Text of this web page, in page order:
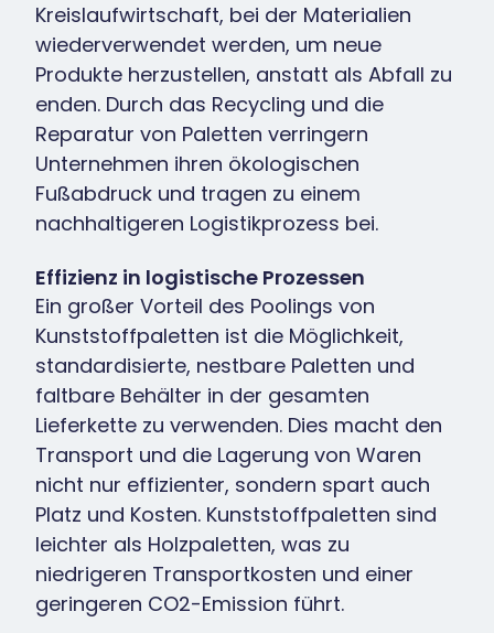
Kreislaufwirtschaft, bei der Materialien
wiederverwendet werden, um neue
Produkte herzustellen, anstatt als Abfall zu
enden. Durch das Recycling und die
Reparatur von Paletten verringern
Unternehmen ihren ökologischen
Fußabdruck und tragen zu einem
nachhaltigeren Logistikprozess bei.
Effizienz in logistische Prozessen
Ein großer Vorteil des Poolings von
Kunststoffpaletten ist die Möglichkeit,
standardisierte, nestbare Paletten und
faltbare Behälter in der gesamten
Lieferkette zu verwenden. Dies macht den
Transport und die Lagerung von Waren
nicht nur effizienter, sondern spart auch
Platz und Kosten. Kunststoffpaletten sind
leichter als Holzpaletten, was zu
niedrigeren Transportkosten und einer
geringeren CO2-Emission führt.